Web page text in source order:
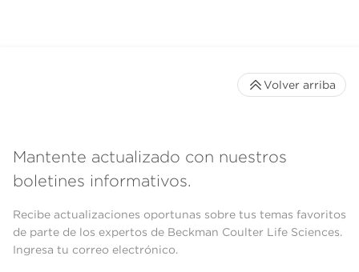
Mantente actualizado con nuestros
boletines informativos.
Recibe actualizaciones oportunas sobre tus temas favoritos
de parte de los expertos de Beckman Coulter Life Sciences.
Ingresa tu correo electrónico.
Volver arriba